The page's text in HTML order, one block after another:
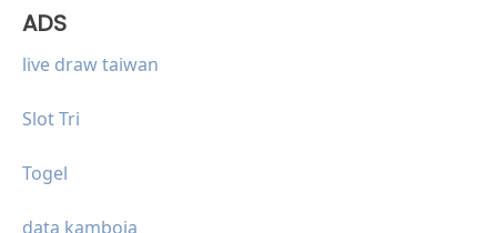
ADS
live draw taiwan
Slot Tri
Togel
data kamboja